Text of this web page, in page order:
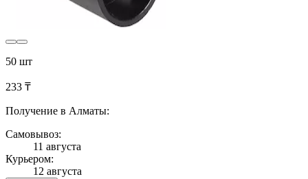
50 шт
233 ₸
Получение в Алматы:
Самовывоз:
11 августа
Курьером:
12 августа